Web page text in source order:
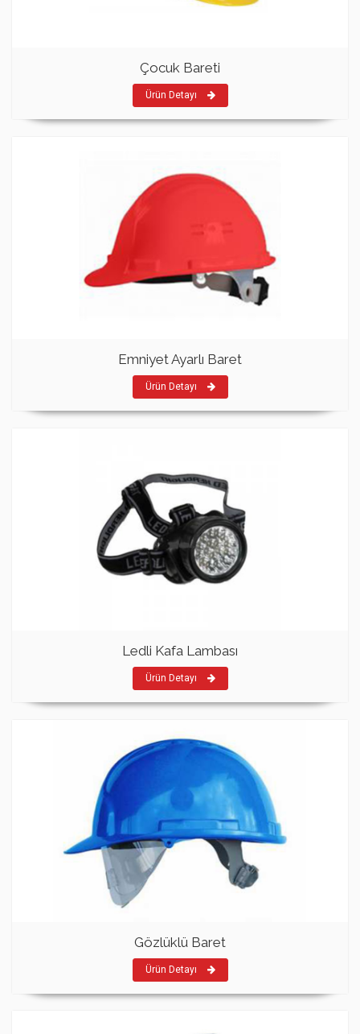
Çocuk Bareti
Ürün Detayı
Emniyet Ayarlı Baret
Ürün Detayı
Ledli Kafa Lambası
Ürün Detayı
Gözlüklü Baret
Ürün Detayı